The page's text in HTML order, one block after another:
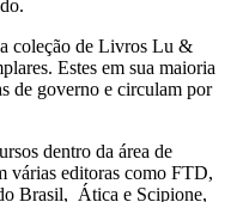
coleção de Livros Lu &
Estes em sua maioria
de governo e circulam por
dentro da área de
várias editoras como FTD,
Brasil, Ática e Scipione,